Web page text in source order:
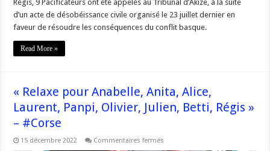
Régis, 9 Pacificateurs ont été appelés au Tribunal d’Akize, à la suite
d’un acte de désobéissance civile organisé le 23 juillet dernier en
faveur de résoudre les conséquences du conflit basque.
Read More »
« Relaxe pour Anabelle, Anita, Alice,
Laurent, Panpi, Olivier, Julien, Betti, Régis »
– #Corse
15 décembre 2022 Commentaires fermés